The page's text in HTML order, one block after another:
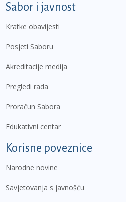
Sabor i javnost
Kratke obavijesti
Posjeti Saboru
Akreditacije medija
Pregledi rada
Proračun Sabora
Edukativni centar
Korisne poveznice
Narodne novine
Savjetovanja s javnošću